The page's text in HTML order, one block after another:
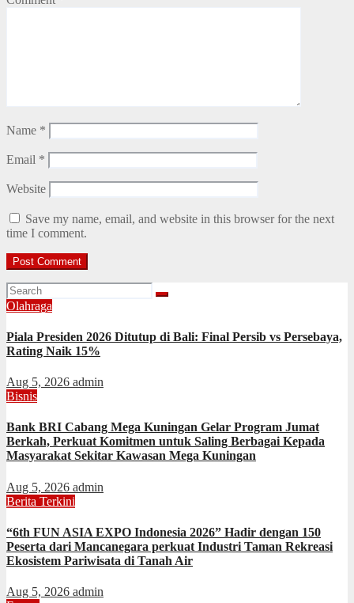
Name *
Email *
Website
Save my name, email, and website in this browser for the next
time I comment.
Olahraga
Piala Presiden 2026 Ditutup di Bali: Final Persib vs Persebaya,
Rating Naik 15%
Aug 5, 2026 admin
Bisnis
Bank BRI Cabang Mega Kuningan Gelar Program Jumat
Berkah, Perkuat Komitmen untuk Saling Berbagai Kepada
Masyarakat Sekitar Kawasan Mega Kuningan
Aug 5, 2026 admin
Berita Terkini
“6th FUN ASIA EXPO Indonesia 2026” Hadir dengan 150
Peserta dari Mancanegara perkuat Industri Taman Rekreasi
Ekosistem Pariwisata di Tanah Air
Aug 5, 2026 admin